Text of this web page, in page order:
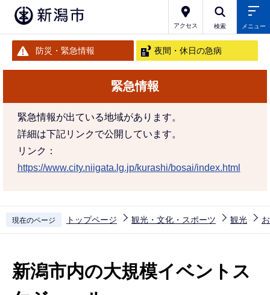
アクセス 検索 メニュー
防災・緊急情報 夜間・休日の急病
緊急情報
緊急情報が出ている地域があります。
詳細は下記リンクで公開しています。
リンク：
https://www.city.niigata.lg.jp/kurashi/bosai/index.html
現在のページ トップページ 観光・文化・スポーツ 観光
新潟市内の大規模イベントス